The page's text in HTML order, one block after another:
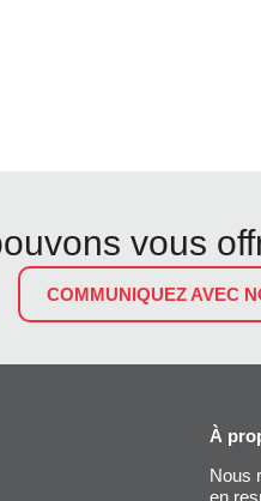
vous
COMMUNIQUEZ AVEC
À
Nous
en